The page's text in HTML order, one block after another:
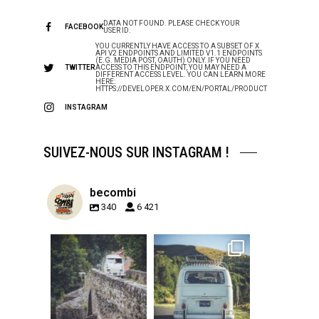
FACEBOOKDATA NOT FOUND. PLEASE CHECK YOUR
USER ID.
TWITTER
YOU CURRENTLY HAVE ACCESS TO A SUBSET OF X
API V2 ENDPOINTS AND LIMITED V1.1 ENDPOINTS
(E.G. MEDIA POST, OAUTH) ONLY. IF YOU NEED
ACCESS TO THIS ENDPOINT, YOU MAY NEED A
DIFFERENT ACCESS LEVEL. YOU CAN LEARN MORE
HERE:
HTTPS://DEVELOPER.X.COM/EN/PORTAL/PRODUCT
INSTAGRAM
SUIVEZ-NOUS SUR INSTAGRAM !
becombi
340 6 421
becombi
Sep 15
becombi
Sep 12